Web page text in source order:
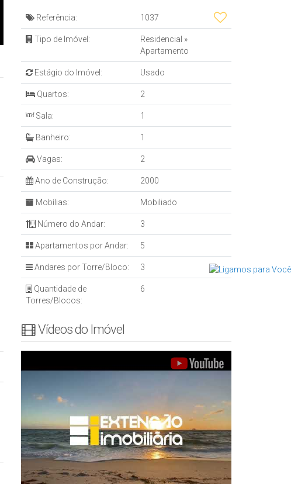
Referência: 1037
Tipo de Imóvel: Residencial »
Apartamento
Estágio do Imóvel: Usado
Quartos: 2
Sala: 1
Banheiro: 1
Vagas: 2
Ano de Construção: 2000
Mobílias: Mobiliado
Número do Andar: 3
Apartamentos por Andar: 5
Andares por Torre/Bloco: 3
Quantidade de
Torres/Blocos:
6
Vídeos do Imóvel